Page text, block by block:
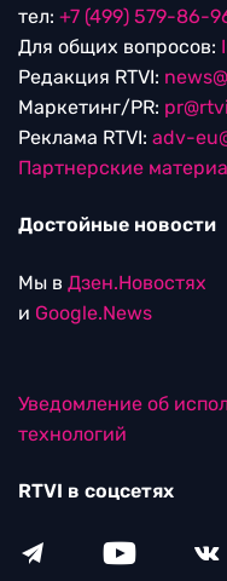
тел: +7 (499) 579-86-
Для общих вопросов:
Редакция RTVI:
Маркетинг/PR:
Реклама RTVI: adv-
Партнерские
Достойные новости
Мы в Дзен.Новостях
и Google.News
Уведомление об
технологий
RTVI в соцсетях